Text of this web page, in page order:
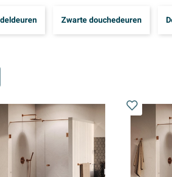
Zwarte douchedeuren